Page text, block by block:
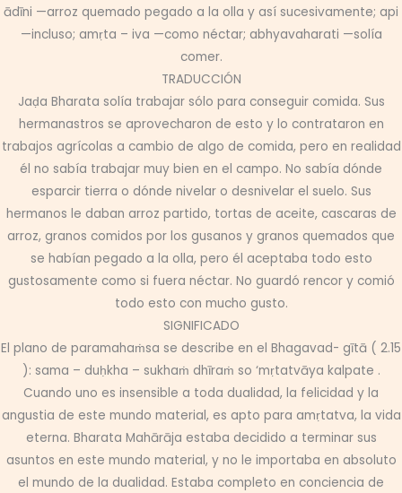
ādīni —arroz quemado pegado a la olla y así sucesivamente; api
—incluso; amṛta – iva —como néctar; abhyavaharati —solía
comer.
TRADUCCIÓN
Jaḍa Bharata solía trabajar sólo para conseguir comida. Sus
hermanastros se aprovecharon de esto y lo contrataron en
trabajos agrícolas a cambio de algo de comida, pero en realidad
él no sabía trabajar muy bien en el campo. No sabía dónde
esparcir tierra o dónde nivelar o desnivelar el suelo. Sus
hermanos le daban arroz partido, tortas de aceite, cascaras de
arroz, granos comidos por los gusanos y granos quemados que
se habían pegado a la olla, pero él aceptaba todo esto
gustosamente como si fuera néctar. No guardó rencor y comió
todo esto con mucho gusto.
SIGNIFICADO
El plano de paramahaṁsa se describe en el Bhagavad- gītā ( 2.15
): sama – duḥkha – sukhaṁ dhīraṁ so ‘mṛtatvāya kalpate .
Cuando uno es insensible a toda dualidad, la felicidad y la
angustia de este mundo material, es apto para amṛtatva, la vida
eterna. Bharata Mahārāja estaba decidido a terminar sus
asuntos en este mundo material, y no le importaba en absoluto
el mundo de la dualidad. Estaba completo en conciencia de